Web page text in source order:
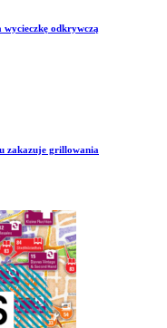
odkrywczą
zakazuje grillowania